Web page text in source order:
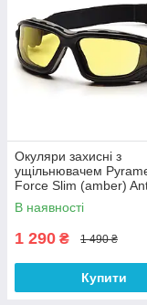
Окуляри захисні з
ущільнювачем
Force Slim (amber)
жовті
В наявності
1 290 ₴ 1 490 ₴
Купити